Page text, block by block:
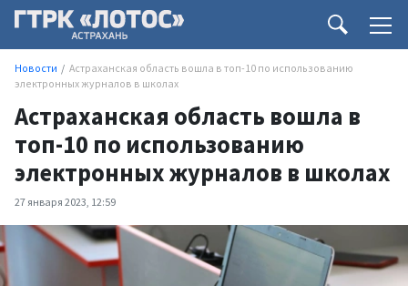
Новости
Астраханская область вошла в топ-10 по использованию
электронных журналов в школах
Астраханская область вошла в
топ-10 по использованию
электронных журналов в школах
27 января 2023, 12:59